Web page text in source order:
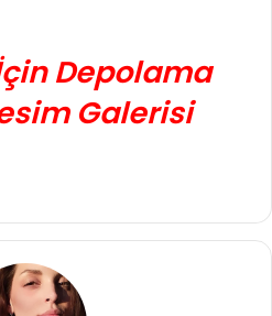
Depolama
Galerisi